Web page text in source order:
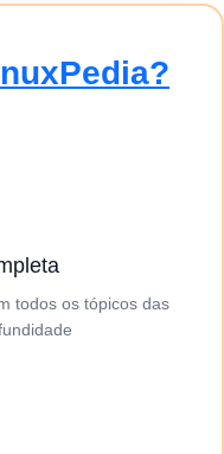
todos os tópicos das